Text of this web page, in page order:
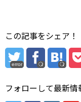
この記事をシェア！
error
フォローして最新情